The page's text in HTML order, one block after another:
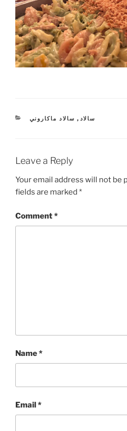
CATEGORIES سالاد , سالاد ماكاروني
Leave a Reply
Your email address will not be
fields are marked *
Comment*
Name*
Email*